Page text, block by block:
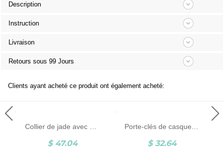
Description
Instruction
Livraison
Retours sous 99 Jours
Clients ayant acheté ce produit ont également acheté:
$ 47.04 $ 32.64